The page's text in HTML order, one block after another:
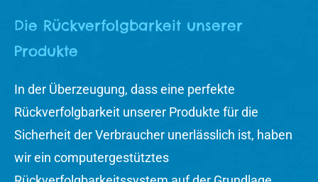
Die Rückverfolgbarkeit unserer
Produkte
In der Überzeugung, dass eine perfekte
Rückverfolgbarkeit unserer Produkte für die
Sicherheit der Verbraucher unerlässlich ist, haben
wir ein computergestütztes